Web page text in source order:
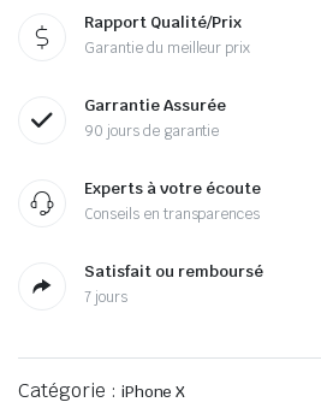
Rapport Qualité/Prix
Garantie du meilleur prix
Garrantie Assurée
90 jours de garantie
Experts à votre écoute
Conseils en transparences
Satisfait ou remboursé
7 jours
Catégorie : iPhone X